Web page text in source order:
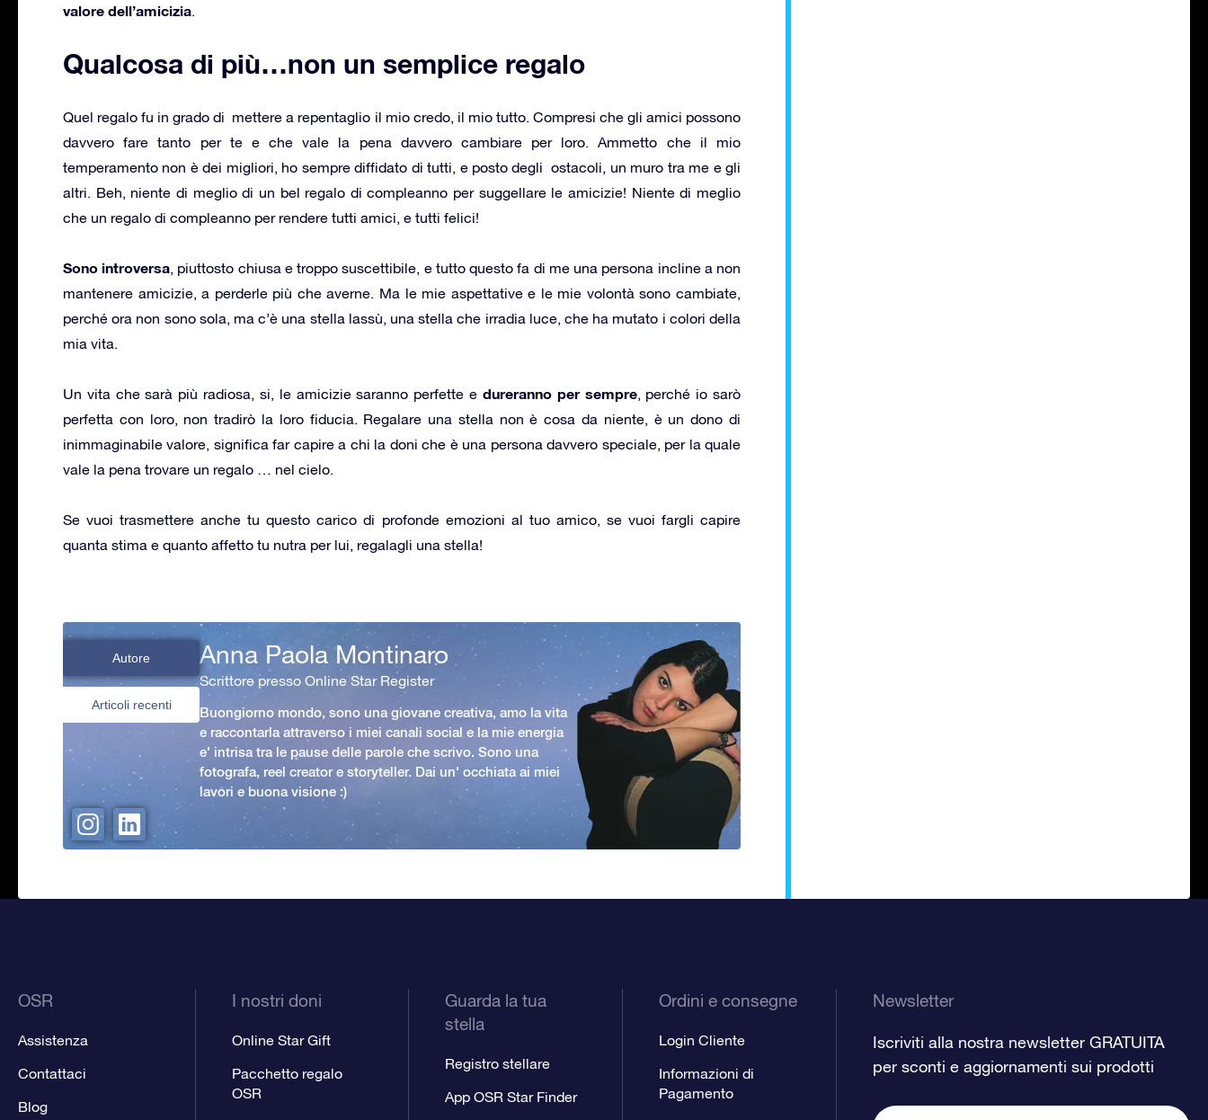
valore dell’amicizia.
Qualcosa di più…non un semplice regalo
Quel regalo fu in grado di mettere a repentaglio il mio credo, il mio tutto. Compresi che gli amici possono
davvero fare tanto per te e che vale la pena davvero cambiare per loro. Ammetto che il mio
temperamento non è dei migliori, ho sempre diffidato di tutti, e posto degli ostacoli, un muro tra me e gli
altri. Beh, niente di meglio di un bel regalo di compleanno per suggellare le amicizie! Niente di meglio
che un regalo di compleanno per rendere tutti amici, e tutti felici!
Sono introversa, piuttosto chiusa e troppo suscettibile, e tutto questo fa di me una persona incline a non
mantenere amicizie, a perderle più che averne. Ma le mie aspettative e le mie volontà sono cambiate,
perché ora non sono sola, ma c’è una stella lassù, una stella che irradia luce, che ha mutato i colori della
mia vita.
Un vita che sarà più radiosa, si, le amicizie saranno perfette e dureranno per sempre, perché io sarò
perfetta con loro, non tradirò la loro fiducia. Regalare una stella non è cosa da niente, è un dono di
inimmaginabile valore, significa far capire a chi la doni che è una persona davvero speciale, per la quale
vale la pena trovare un regalo … nel cielo.
Se vuoi trasmettere anche tu questo carico di profonde emozioni al tuo amico, se vuoi fargli capire
quanta stima e quanto affetto tu nutra per lui, regalagli una stella!
Autore
Articoli recenti
Anna Paola Montinaro
Scrittore presso Online Star Register
Buongiorno mondo, sono una giovane creativa, amo la vita
e raccontarla attraverso i miei canali social e la mie energia
e' intrisa tra le pause delle parole che scrivo. Sono una
fotografa, reel creator e storyteller. Dai un' occhiata ai miei
lavori e buona visione :)
OSR
Assistenza
Contattaci
Blog
I nostri doni
Online Star Gift
Pacchetto regalo
OSR
Guarda la tua
stella
Registro stellare
App OSR Star Finder
Ordini e consegne
Login Cliente
Informazioni di
Pagamento
Newsletter
Iscriviti alla nostra newsletter GRATUITA
per sconti e aggiornamenti sui prodotti